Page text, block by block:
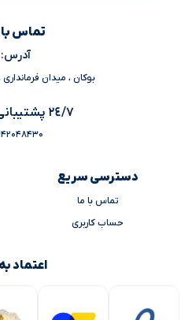
تماس با
آدرس:
بوکان ، میدان
٢٤/٧ پشتیبانی رایگان:
دسترسی سریع
تماس با ما
حساب کاربری
اعتماد